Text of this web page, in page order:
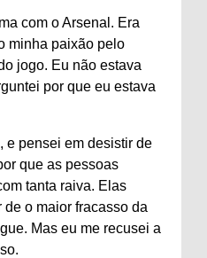
com o Arsenal. Era
minha paixão pelo
jogo. Eu não estava
por que eu estava
e pensei em desistir de
que as pessoas
tanta raiva. Elas
o maior fracasso da
Mas eu me recusei a